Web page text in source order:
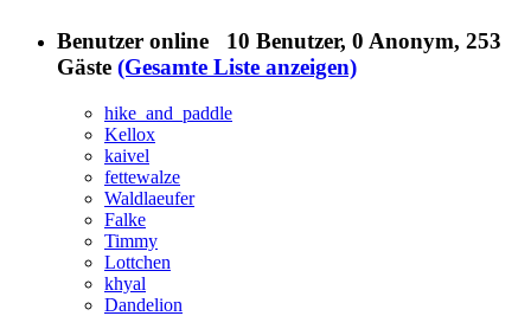
Benutzer online 10 Benutzer, 0 Anonym, 253
Gäste (Gesamte Liste anzeigen)
hike_and_paddle
Kellox
kaivel
fettewalze
Waldlaeufer
Falke
Timmy
Lottchen
khyal
Dandelion